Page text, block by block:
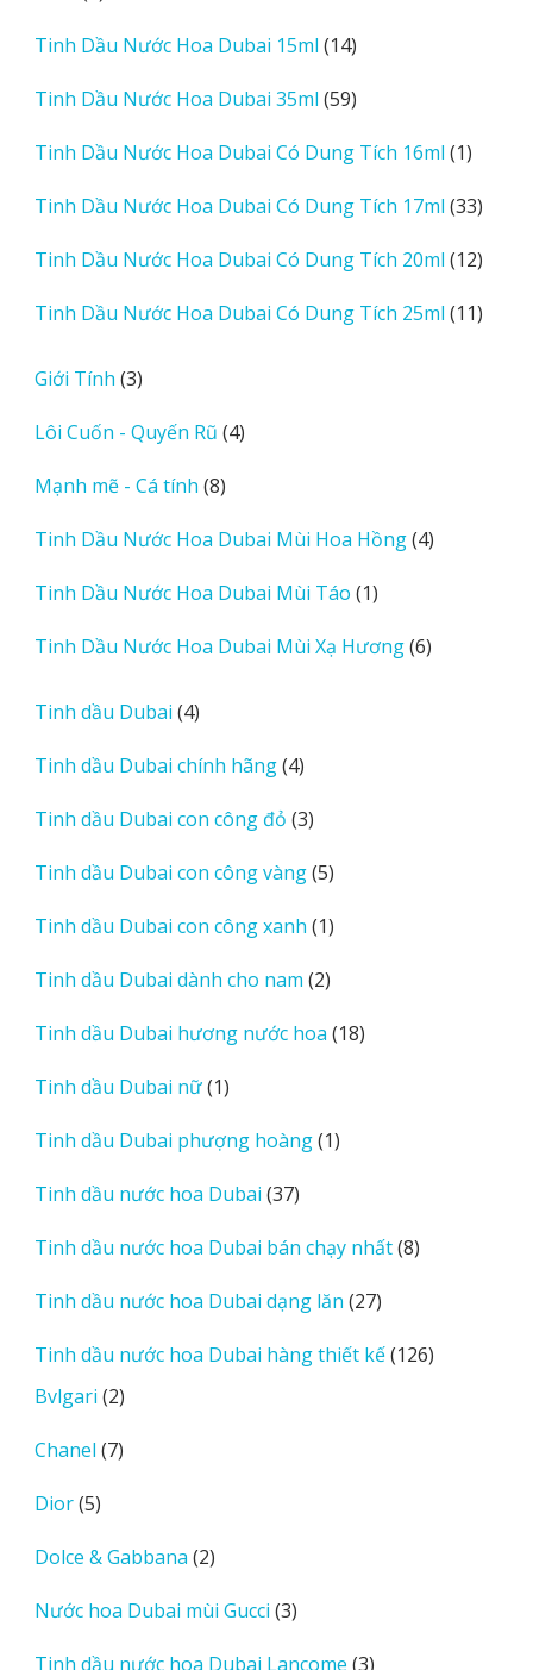
phẩm
Tinh Dầu Nước Hoa Dubai 15ml 1414
phẩm
Tinh Dầu Nước Hoa Dubai 35ml 5959
phẩm
Tinh Dầu Nước Hoa Dubai Có Dung Tích 16ml 11
phẩm
Tinh Dầu Nước Hoa Dubai Có Dung Tích 17ml 3333
phẩm
Tinh Dầu Nước Hoa Dubai Có Dung Tích 20ml 1212
phẩm
Tinh Dầu Nước Hoa Dubai Có Dung Tích 25ml 1111
Giới Tính 33
phẩm
Lôi Cuốn - Quyến Rũ 44
Mạnh mẽ - Cá tính 88
phẩm
Tinh Dầu Nước Hoa Dubai Mùi Hoa Hồng 44
Tinh Dầu Nước Hoa Dubai Mùi Táo 11
phẩm
Tinh Dầu Nước Hoa Dubai Mùi Xạ Hương 66
Tinh dầu Dubai 44
phẩm
Tinh dầu Dubai chính hãng 44
phẩm
Tinh dầu Dubai con công đỏ 33
phẩm
Tinh dầu Dubai con công vàng 55
phẩm
Tinh dầu Dubai con công xanh 11
phẩm
Tinh dầu Dubai dành cho nam 22
phẩm
Tinh dầu Dubai hương nước hoa 1818
Tinh dầu Dubai nữ 11
phẩm
Tinh dầu Dubai phượng hoàng 11
Tinh dầu nước hoa Dubai 3737
phẩm
Tinh dầu nước hoa Dubai bán chạy nhất 88
Tinh dầu nước hoa Dubai dạng lăn 2727
phẩm
Tinh dầu nước hoa Dubai hàng thiết kế 126126
Bvlgari 22
phẩm
Chanel 77
Dior 55
phẩm
Dolce & Gabbana 22
phẩm
Nước hoa Dubai mùi Gucci 33
Tinh dầu nước hoa Dubai Lancome 33